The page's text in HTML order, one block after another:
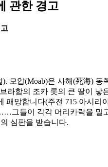
관한 경고
모압(Moab)은 사해(死海)
라함의 조카 롯의 큰 딸이
패망합니다(주전 715 아시리
그들이 각각 머리카락을 밀
심판을 받습니다.